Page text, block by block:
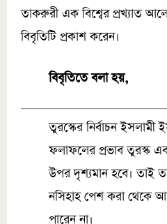
তাকরুরী এক বিশ্বের প্রখ্যাত
বিবৃতিটি প্রকাশ করেন।
বিবৃতিতে বলা হয়,
তুরস্কের নির্বাচন
ফলাফলের প্রভাব তুরস্ক
উপর দৃশ্যমান হবে। তাই
নসিহাহ পেশ করা থেকে
পারেন না।